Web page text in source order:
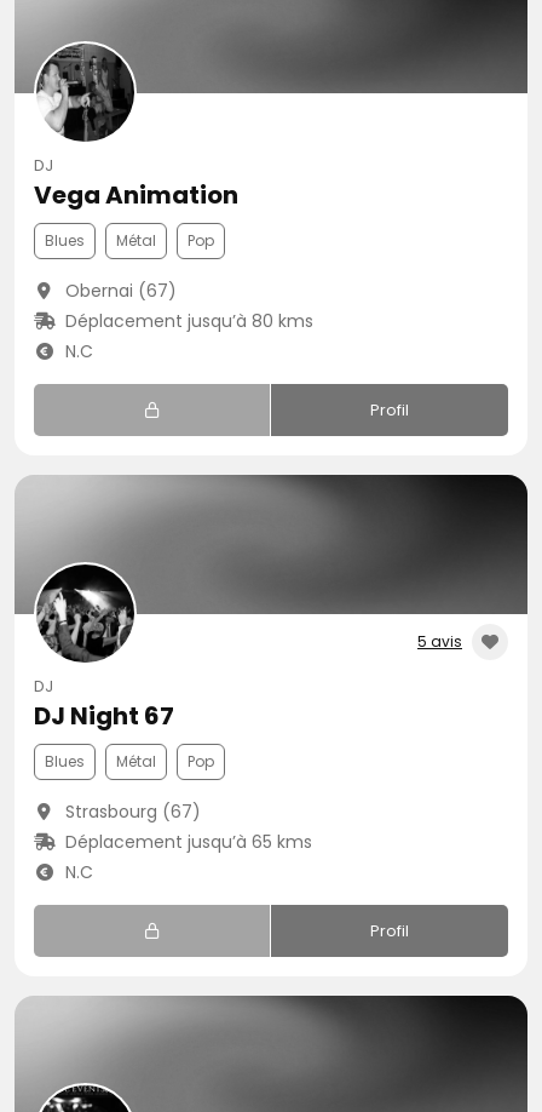
DJ
Vega Animation
Blues Métal Pop
Obernai (67)
Déplacement jusqu’à 80 kms
N.C
Profil
5 avis
DJ
DJ Night 67
Blues Métal Pop
Strasbourg (67)
Déplacement jusqu’à 65 kms
N.C
Profil